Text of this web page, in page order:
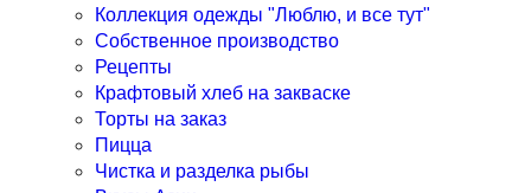
Коллекция одежды "Люблю, и все тут"
Собственное производство
Рецепты
Крафтовый хлеб на закваске
Торты на заказ
Пицца
Чистка и разделка рыбы